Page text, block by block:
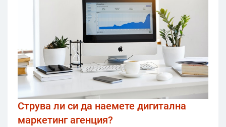
Струва ли си да наемете дигитална
маркетинг агенция?